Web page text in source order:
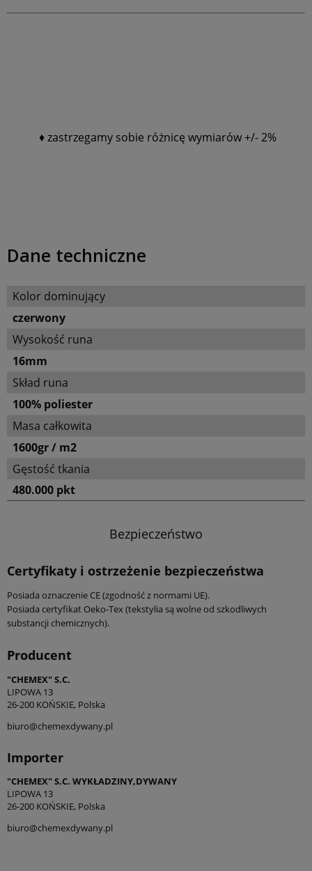
♦ zastrzegamy sobie różnicę wymiarów +/- 2%
Dane techniczne
Kolor dominujący
czerwony
Wysokość runa
16mm
Skład runa
100% poliester
Masa całkowita
1600gr / m2
Gęstość tkania
480.000 pkt
Bezpieczeństwo
Certyfikaty i ostrzeżenie bezpieczeństwa
Posiada oznaczenie CE (zgodność z normami UE).
Posiada certyfikat Oeko-Tex (tekstylia są wolne od szkodliwych
substancji chemicznych).
Producent
"CHEMEX" S.C.
LIPOWA 13
26-200 KOŃSKIE, Polska
biuro@chemexdywany.pl
Importer
"CHEMEX" S.C. WYKŁADZINY,DYWANY
LIPOWA 13
26-200 KOŃSKIE, Polska
biuro@chemexdywany.pl